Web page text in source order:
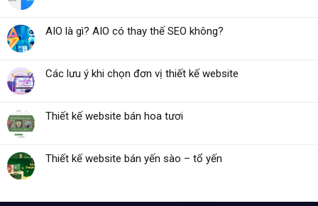
AIO là gì? AIO có thay thế SEO không?
Các lưu ý khi chọn đơn vị thiết kế website
Thiết kế website bán hoa tươi
Thiết kế website bán yến sào – tổ yến